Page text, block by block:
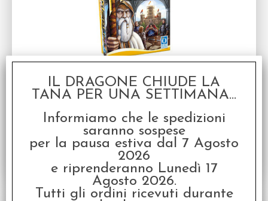
Gioco da tavolo in inglese
Disponibilità: NON DISPONIBILE
Prezzo: €49,95
IL DRAGONE CHIUDE LA
TANA PER UNA SETTIMANA...
Informiamo che le spedizioni
saranno sospese
per la pausa estiva dal 7 Agosto
2026
e riprenderanno Lunedì 17
Agosto 2026.
Tutti gli ordini ricevuti durante